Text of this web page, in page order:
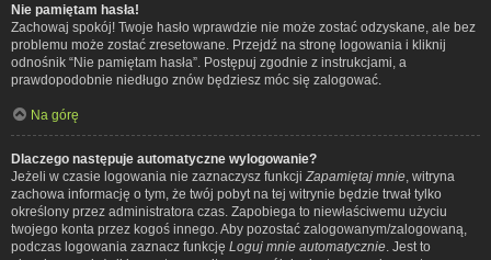
Nie pamiętam hasła!
Zachowaj spokój! Twoje hasło wprawdzie nie może zostać odzyskane, ale bez
problemu może zostać zresetowane. Przejdź na stronę logowania i kliknij
odnośnik “Nie pamiętam hasła”. Postępuj zgodnie z instrukcjami, a
prawdopodobnie niedługo znów będziesz móc się zalogować.
Na górę
Dlaczego następuje automatyczne wylogowanie?
Jeżeli w czasie logowania nie zaznaczysz funkcji Zapamiętaj mnie , witryna
zachowa informację o tym, że twój pobyt na tej witrynie będzie trwał tylko
określony przez administratora czas. Zapobiega to niewłaściwemu użyciu
twojego konta przez kogoś innego. Aby pozostać zalogowanym/zalogowaną,
podczas logowania zaznacz funkcję Loguj mnie automatycznie . Jest to